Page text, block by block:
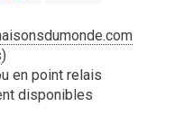
)
en point relais
disponibles